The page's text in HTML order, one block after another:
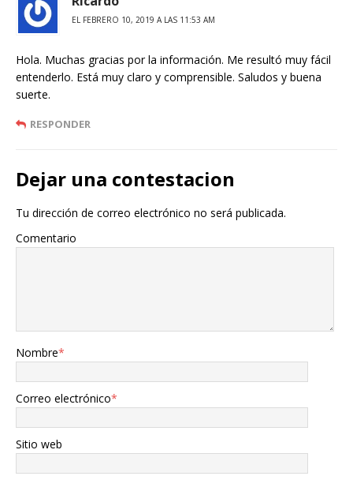
EL FEBRERO 10, 2019 A LAS 11:53 AM
Hola. Muchas gracias por la información. Me resultó muy fácil
entenderlo. Está muy claro y comprensible. Saludos y buena
suerte.
RESPONDER
Dejar una contestacion
Tu dirección de correo electrónico no será publicada.
Comentario
Nombre*
Correo electrónico*
Sitio web